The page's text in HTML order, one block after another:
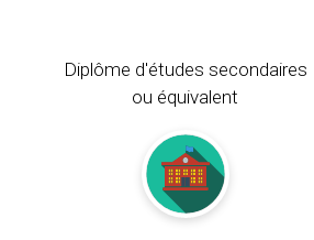
Diplôme d'études secondaires
ou équivalent